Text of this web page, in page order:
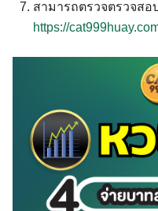
สามารถตรวจตรวจสอ
https://